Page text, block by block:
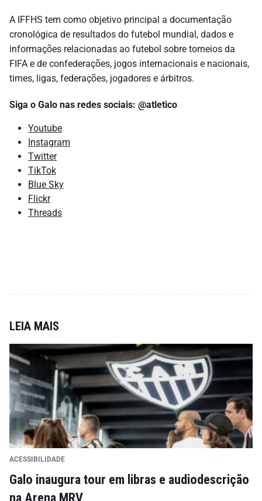
A IFFHS tem como objetivo principal a documentação
cronológica de resultados do futebol mundial, dados e
informações relacionadas ao futebol sobre torneios da
FIFA e de confederações, jogos internacionais e nacionais,
times, ligas, federações, jogadores e árbitros.
Siga o Galo nas redes sociais: @atletico
Youtube
Instagram
Twitter
TikTok
Blue Sky
Flickr
Threads
LEIA MAIS
ACESSIBILIDADE
Galo inaugura tour em libras e audiodescrição
na Arena MRV